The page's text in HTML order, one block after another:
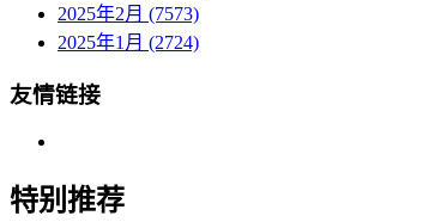
2025年2月 (7573)
2025年1月 (2724)
友情链接
特别推荐